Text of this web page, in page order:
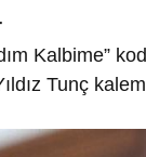
Kalbime”
Tunç